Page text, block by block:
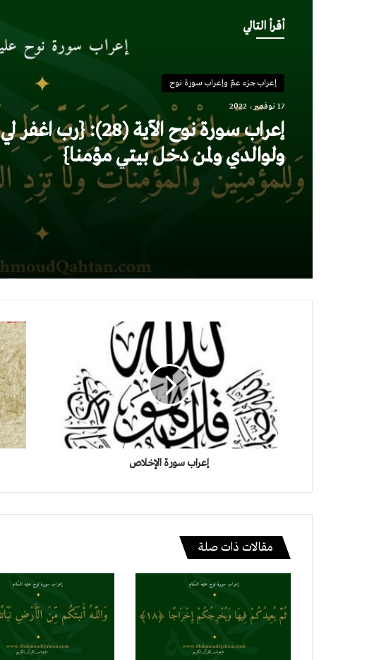
أقرأ التالي
إعراب جزء عمّ وإعراب سورة نوح
17 نوفمبر، 2022
إعراب سورة نوح الآية (28): {رب اغفر لي
ولوالدي ولمن دخل بيتي مؤمنا}
إعراب سورة الإخلاص
إعراب
سورة
النصر
مقالات ذات صلة